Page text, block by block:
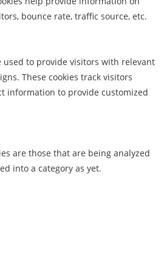
bounce rate, traffic source, etc.
used to provide visitors with relevant
These cookies track visitors
information to provide customized
are those that are being analyzed
into a category as yet.